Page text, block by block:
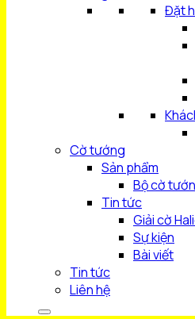
Đặt
Cờ tướng
Sản phẩm
Bộ cờ
Tin tức
Giải cờ
Sự kiện
Bài viết
Tin tức
Liên hệ